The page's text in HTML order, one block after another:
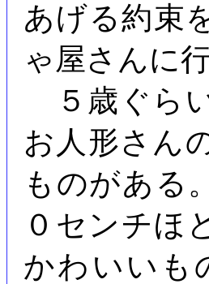
あげる約束
ゃ屋さんに
５歳ぐら
お人形さん
ものがある
０センチほ
かわいいも